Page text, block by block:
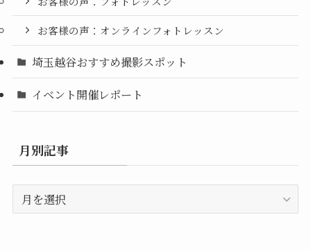
お客様の声：オンラインフォトレッスン
埼玉越谷おすすめ撮影スポット
イベント開催レポート
月別記事
別